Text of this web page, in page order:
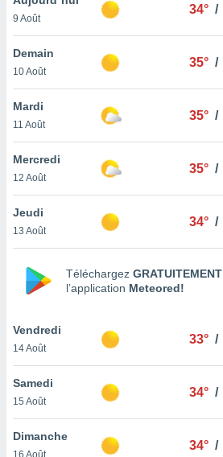
et
»,
au
vous
qu'ils
ou
le
ainsi
un
la
du
9 Août
34° /
Demain
10 Août
35° /
Mardi
11 Août
35° /
Mercredi
12 Août
35° /
Jeudi
13 Août
34° /
Téléchargez GRATUITEMENT
l’application Meteored!
Vendredi
14 Août
33° /
Samedi
15 Août
34° /
Dimanche
16 Août
34° /